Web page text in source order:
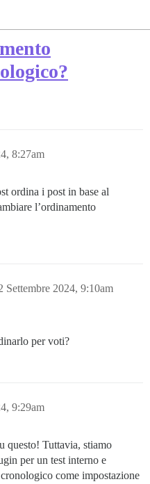
8:27am
ordina i post in base al
l’ordinamento
Settembre 2024, 9:10am
per voti?
9:29am
questo! Tuttavia, stiamo
per un test interno e
come impostazione